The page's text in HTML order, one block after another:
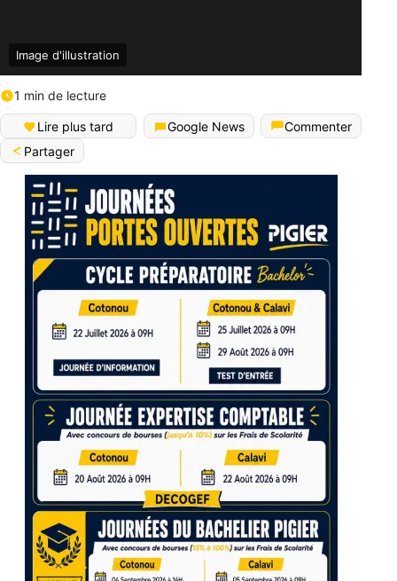
Image d'illustration
1 min de lecture
Lire plus tard Google News
Commenter
Partager